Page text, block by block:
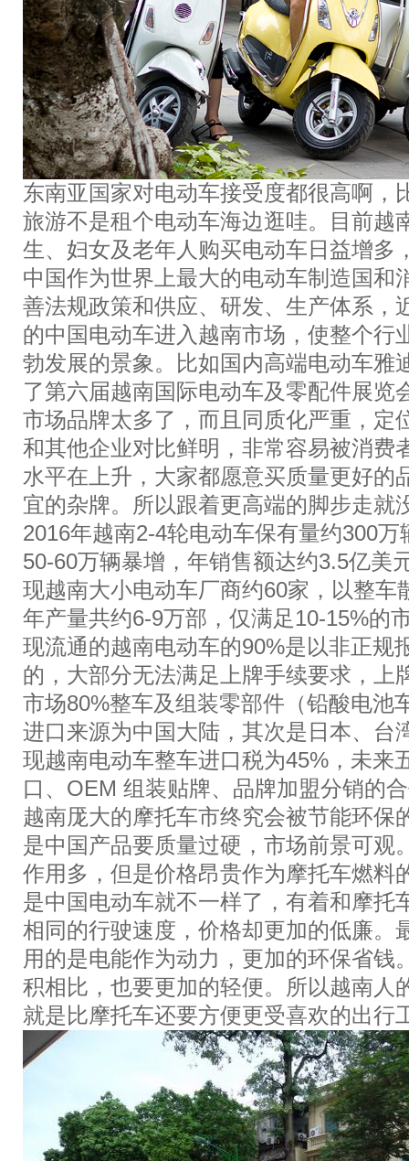
东南亚国家对电动车接受度都很高啊，
旅游不是租个电动车海边逛哇。目前越
生、妇女及老年人购买电动车日益增多
中国作为世界上最大的电动车制造国和
善法规政策和供应、研发、生产体系，
的中国电动车进入越南市场，使整个行
勃发展的景象。比如国内高端电动车雅
了第六届越南国际电动车及零配件展览
市场品牌太多了，而且同质化严重，定
和其他企业对比鲜明，非常容易被消费
水平在上升，大家都愿意买质量更好的
宜的杂牌。所以跟着更高端的脚步走就
2016年越南2-4轮电动车保有量约300
50-60万辆暴增，年销售额达约3.5亿美
现越南大小电动车厂商约60家，以整车
年产量共约6-9万部，仅满足10-15%的
现流通的越南电动车的90%是以非正规
的，大部分无法满足上牌手续要求，上
市场80%整车及组装零部件（铅酸电池
进口来源为中国大陆，其次是日本、台
现越南电动车整车进口税为45%，未来
口、OEM 组装贴牌、品牌加盟分销的
越南厐大的摩托车市终究会被节能环保
是中国产品要质量过硬，市场前景可观
作用多，但是价格昂贵作为摩托车燃料
是中国电动车就不一样了，有着和摩托
相同的行驶速度，价格却更加的低廉。
用的是电能作为动力，更加的环保省钱
积相比，也要更加的轻便。所以越南人
就是比摩托车还要方便更受喜欢的出行